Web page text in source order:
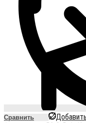
Сравнить